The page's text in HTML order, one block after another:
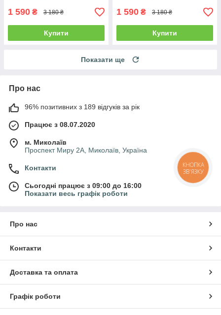
1 590 ₴ 3 180 ₴
Купити
1 590 ₴ 3 180 ₴
Купити
Показати ще
Про нас
96% позитивних з 189 відгуків за рік
Працює з 08.07.2020
м. Миколаїв
Проспект Миру 2А, Миколаїв, Україна
Контакти
Сьогодні працює з 09:00 до 16:00
Показати весь графік роботи
Про нас
Контакти
Доставка та оплата
Графік роботи
КНОПКА
ЗВ'ЯЗКУ